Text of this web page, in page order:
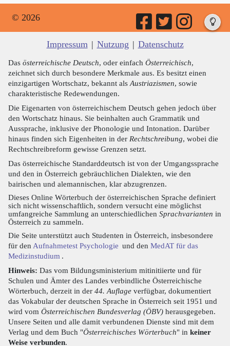
© 2026
Impressum | Nutzung | Datenschutz
Das österreichische Deutsch, oder einfach Österreichisch,
zeichnet sich durch besondere Merkmale aus. Es besitzt einen
einzigartigen Wortschatz, bekannt als Austriazismen, sowie
charakteristische Redewendungen.
Die Eigenarten von österreichischem Deutsch gehen jedoch über
den Wortschatz hinaus. Sie beinhalten auch Grammatik und
Aussprache, inklusive der Phonologie und Intonation. Darüber
hinaus finden sich Eigenheiten in der Rechtschreibung, wobei die
Rechtschreibreform gewisse Grenzen setzt.
Das österreichische Standarddeutsch ist von der Umgangssprache
und den in Österreich gebräuchlichen Dialekten, wie den
bairischen und alemannischen, klar abzugrenzen.
Dieses Online Wörterbuch der österreichischen Sprache definiert
sich nicht wissenschaftlich, sondern versucht eine möglichst
umfangreiche Sammlung an unterschiedlichen Sprachvarianten in
Österreich zu sammeln.
Die Seite unterstützt auch Studenten in Österreich, insbesondere
für den Aufnahmetest Psychologie und den MedAT für das
Medizinstudium .
Hinweis: Das vom Bildungsministerium mitinitiierte und für
Schulen und Ämter des Landes verbindliche Österreichische
Wörterbuch, derzeit in der 44. Auflage verfügbar, dokumentiert
das Vokabular der deutschen Sprache in Österreich seit 1951 und
wird vom Österreichischen Bundesverlag (ÖBV) herausgegeben.
Unsere Seiten und alle damit verbundenen Dienste sind mit dem
Verlag und dem Buch "Österreichisches Wörterbuch" in keiner
Weise verbunden.